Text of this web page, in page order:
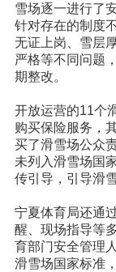
雪场逐一进行了
针对存在的制度
无证上岗、雪层
严格等不同问题
期整改。
开放运营的11个
购买保险服务，
买了滑雪场公众
未列入滑雪场国
传引导，引导滑
宁夏体育局还通
醒、现场指导等
育部门安全管理
滑雪场国家标准